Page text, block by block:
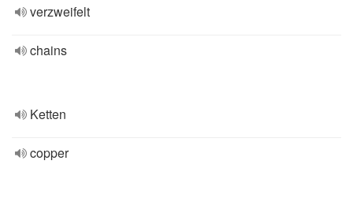
verzweifelt
chains
Ketten
copper